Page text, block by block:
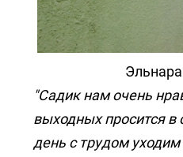
"Садик нам очень
выходных просится
день с трудом уходим